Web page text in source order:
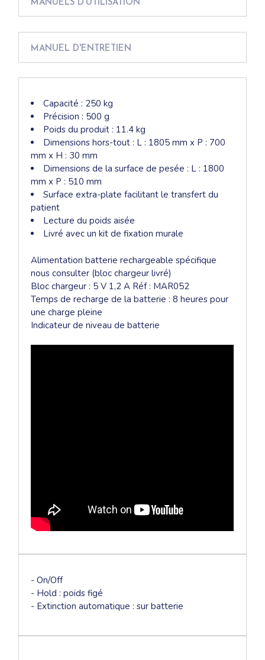
MANUELS D'UTILISATION
MANUEL D'ENTRETIEN
Capacité : 250 kg
Précision : 500 g
Poids du produit : 11.4 kg
Dimensions hors-tout : L : 1805 mm x P : 700
mm x H : 30 mm
Dimensions de la surface de pesée : L : 1800
mm x P : 510 mm
Surface extra-plate facilitant le transfert du
patient
Lecture du poids aisée
Livré avec un kit de fixation murale
Alimentation batterie rechargeable spécifique
nous consulter (bloc chargeur livré)
Bloc chargeur : 5 V 1,2 A Réf : MAR052
Temps de recharge de la batterie : 8 heures pour
une charge pleine
Indicateur de niveau de batterie
- On/Off
- Hold : poids figé
- Extinction automatique : sur batterie